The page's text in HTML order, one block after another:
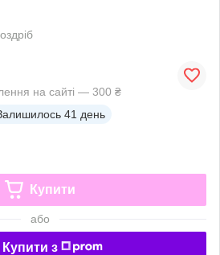
на сайті — 300 ₴
41 день
Купити
або
Купити з